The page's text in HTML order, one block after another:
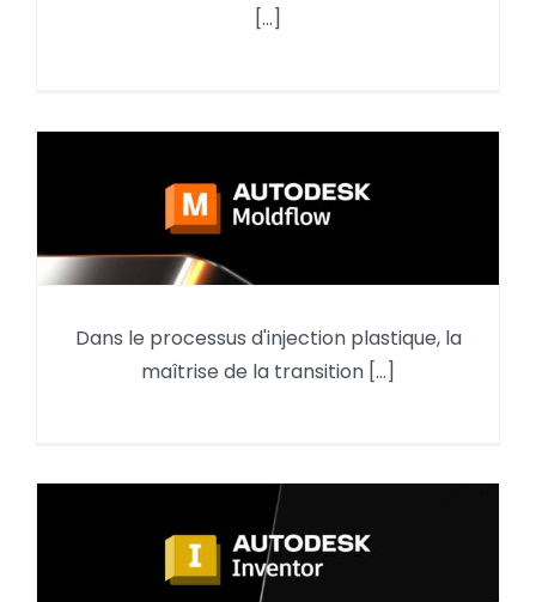
[...]
MOLDFLOW : Analyse du
compactage par le résultat
Dans le processus d'injection plastique, la
maîtrise de la transition [...]